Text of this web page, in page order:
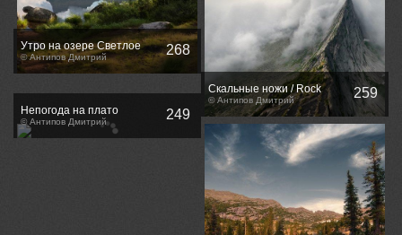
Утро на озере Светлое
© Антипов Дмитрий 268
Скальные ножи / Rock
blades
© Антипов Дмитрий 259
Непогода на плато
Ештыколь / Foul weather on
Eshtikyol plateau
© Антипов Дмитрий 249